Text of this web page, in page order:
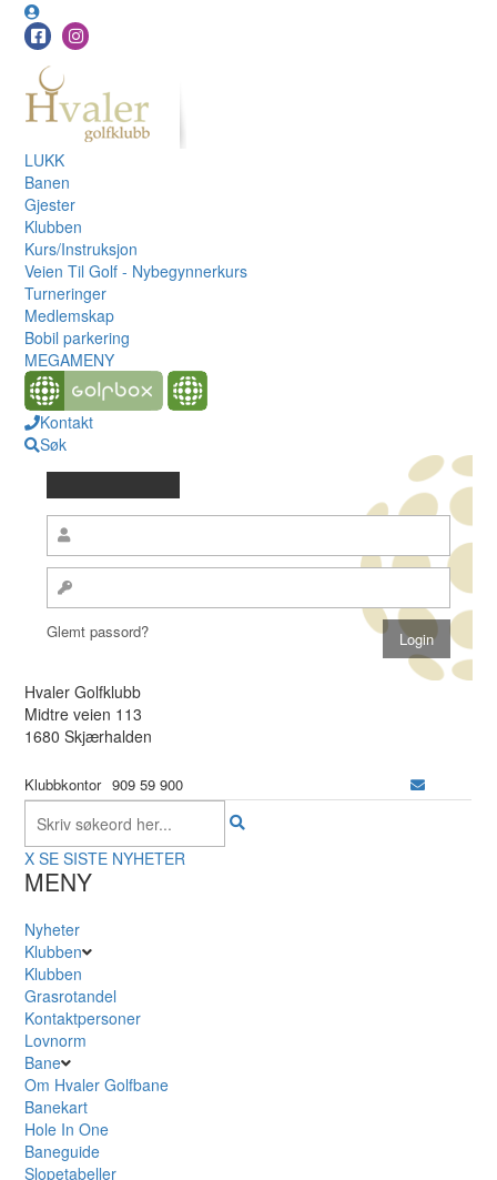
LUKK
Banen
Gjester
Klubben
Kurs/Instruksjon
Veien Til Golf - Nybegynnerkurs
Turneringer
Medlemskap
Bobil parkering
MEGAMENY
Kontakt
Søk
Glemt passord?
Hvaler Golfklubb
Midtre veien 113
1680 Skjærhalden
Klubbkontor 909 59 900
X SE SISTE NYHETER
MENY
Nyheter
Klubben
Klubben
Grasrotandel
Kontaktpersoner
Lovnorm
Bane
Om Hvaler Golfbane
Banekart
Hole In One
Baneguide
Slopetabeller